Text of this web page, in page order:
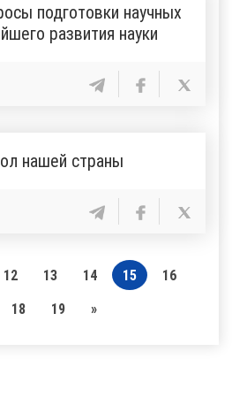
подготовки научных
развития науки
нашей страны
12 13 14 15
16
18 19 »